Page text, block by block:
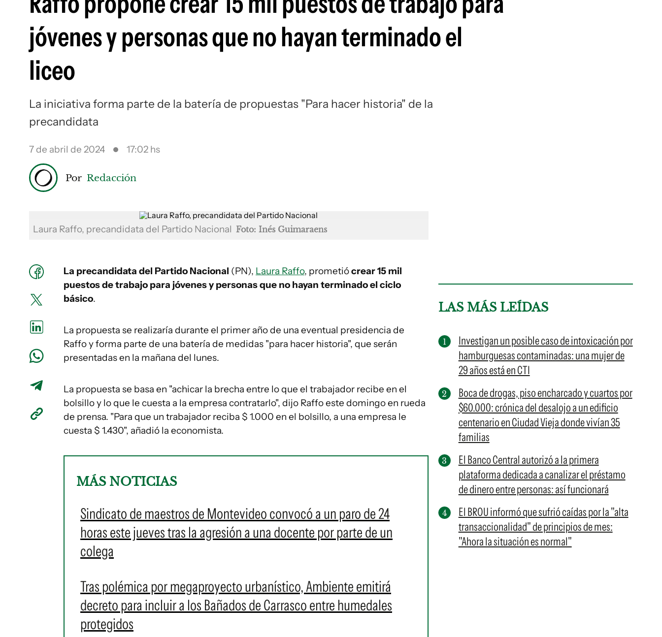
jóvenes y personas que no hayan terminado el
liceo
La iniciativa forma parte de la batería de propuestas "Para hacer historia" de la
precandidata
7 de abril de 2024 17:02 hs
Por Redacción
Laura Raffo, precandidata del Partido Nacional Foto: Inés Guimaraens
La precandidata del Partido Nacional (PN), Laura Raffo, prometiócrear 15 mil
puestos de trabajo para jóvenes y personas que no hayan terminado el ciclo
básico.
La propuesta se realizaría durante el primer año de una eventual presidencia de
Raffo y forma parte de una batería de medidas "para hacer historia", que serán
presentadas en la mañana del lunes.
La propuesta se basa en "achicar la brecha entre lo que el trabajador recibe en el
bolsillo y lo que le cuesta a la empresa contratarlo", dijo Raffo este domingo en rueda
de prensa. "Para que un trabajador reciba $ 1.000 en el bolsillo, a una empresa le
cuesta $ 1.430", añadió la economista.
MÁS NOTICIAS
Sindicato de maestros de Montevideo convocó a un paro de 24
horas este jueves tras la agresión a una docente por parte de un
colega
Tras polémica por megaproyecto urbanístico, Ambiente emitirá
decreto para incluir a los Bañados de Carrasco entre humedales
protegidos
LAS MÁS LEÍDAS
Investigan un posible caso de intoxicación por
hamburguesas contaminadas: una mujer de
29 años está en CTI
Boca de drogas, piso encharcado y cuartos por
$60.000: crónica del desalojo a un edificio
centenario en Ciudad Vieja donde vivían 35
familias
El Banco Central autorizó a la primera
plataforma dedicada a canalizar el préstamo
de dinero entre personas: así funcionará
El BROU informó que sufrió caídas por la "alta
transaccionalidad" de principios de mes:
"Ahora la situación es normal"